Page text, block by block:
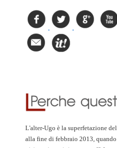
L'alter-Ugo è la superfetazione
alla fine di febbraio 2013,